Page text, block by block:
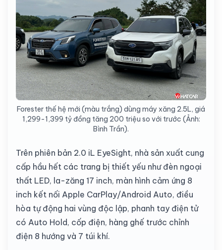
Forester thế hệ mới (màu trắng) dùng máy xăng 2.5L, giá
1,299-1,399 tỷ đồng tăng 200 triệu so với trước (Ảnh:
Bình Trần).
Trên phiên bản 2.0 iL EyeSight, nhà sản xuất cung
cấp hầu hết các trang bị thiết yếu như đèn ngoại
thất LED, la-zăng 17 inch, màn hình cảm ứng 8
inch kết nối Apple CarPlay/Android Auto, điều
hòa tự động hai vùng độc lập, phanh tay điện tử
có Auto Hold, cốp điện, hàng ghế trước chỉnh
điện 8 hướng và 7 túi khí.